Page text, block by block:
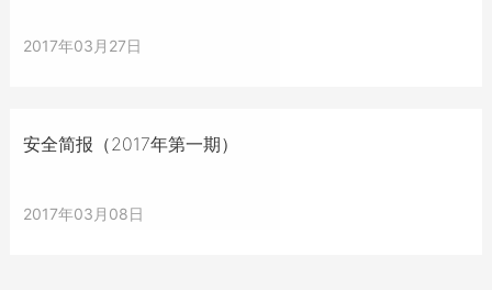
2017年03月27日
安全简报（2017年第一期）
2017年03月08日